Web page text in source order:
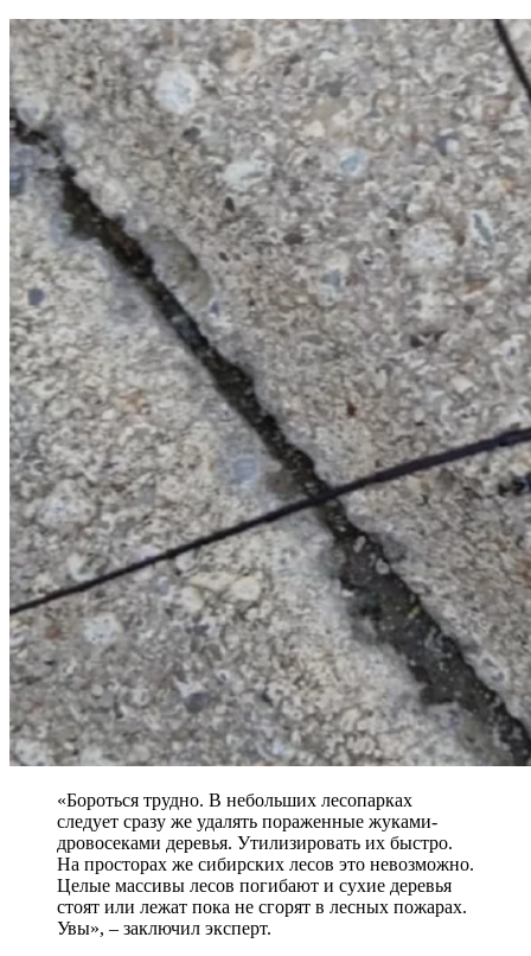
«Бороться трудно. В небольших лесопарках
следует сразу же удалять пораженные жуками-
дровосеками деревья. Утилизировать их быстро.
На просторах же сибирских лесов это невозможно.
Целые массивы лесов погибают и сухие деревья
стоят или лежат пока не сгорят в лесных пожарах.
Увы», – заключил эксперт.